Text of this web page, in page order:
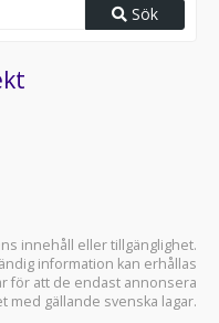
Sök
innehåll eller tillgänglighet.
information kan erhållas
för att de endast annonsera
med gällande svenska lagar.